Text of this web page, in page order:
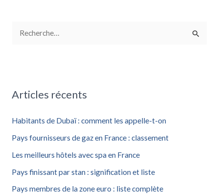
e
c
h
e
r
Articles récents
Habitants de Dubaï : comment les appelle-t-on
Pays fournisseurs de gaz en France : classement
Les meilleurs hôtels avec spa en France
Pays finissant par stan : signification et liste
Pays membres de la zone euro : liste complète